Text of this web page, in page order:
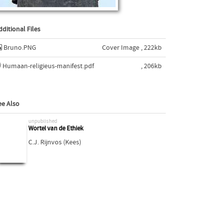
Files
Bruno.PNG Cover Image , 222kb
Humaan-religieus-manifest.pdf , 206kb
Also
unpublished
Wortel van de Ethiek
C.J. Rijnvos (Kees)